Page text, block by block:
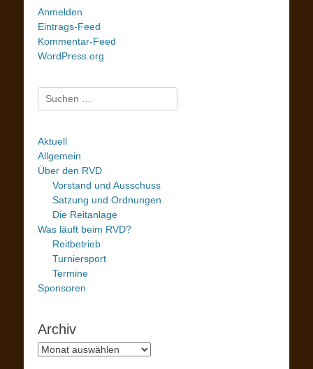
Anmelden
Eintrags-Feed
Kommentar-Feed
WordPress.org
Suchen
nach:
Aktuell
Allgemein
Über den RVD
Vorstand und Ausschuss
Satzung und Ordnungen
Die Reitanlage
Was läuft beim RVD?
Reitbetrieb
Turniersport
Termine
Sponsoren
Archiv
Archiv